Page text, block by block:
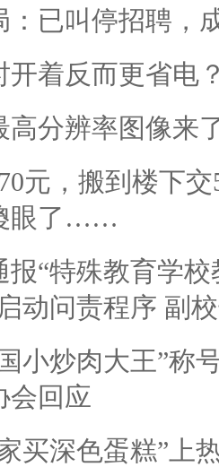
：已叫停招聘，
开着反而更省电
高分辨率图像来
元，搬到楼下
眼了……
报“特殊教育学
动问责程序 副
小炒肉大王”称
会回应
买深色蛋糕”上